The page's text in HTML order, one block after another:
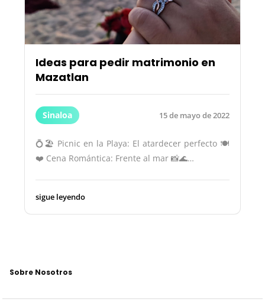
Ideas para pedir matrimonio en
Mazatlan
Sinaloa 15 de mayo de 2022
💍🏖️ Picnic en la Playa: El atardecer perfecto 🍽️
❤️ Cena Romántica: Frente al mar 📸🌊…
sigue leyendo
Sobre Nosotros